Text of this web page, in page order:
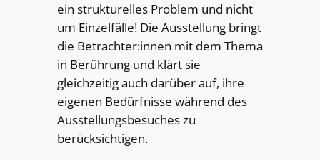
ein strukturelles Problem und nicht
um Einzelfälle! Die Ausstellung bringt
die Betrachter:innen mit dem Thema
in Berührung und klärt sie
gleichzeitig auch darüber auf, ihre
eigenen Bedürfnisse während des
Ausstellungsbesuches zu
berücksichtigen.